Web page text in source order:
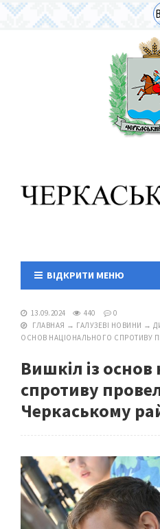
ВІДКРИТИ МЕНЮ
13.09.2024 440
0
ГЛАВНАЯ → ГАЛУЗЕВІ НОВИНИ →
ОСНОВ НАЦІОНАЛЬНОГО СПРОТИВУ
Вишкіл із
спротиву
Черкаському